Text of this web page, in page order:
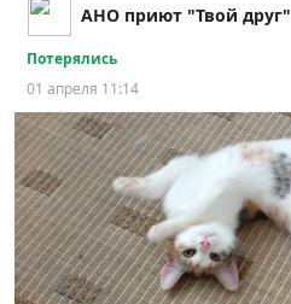
АНО приют "Твой друг"
Потерялись
01 апреля 11:14